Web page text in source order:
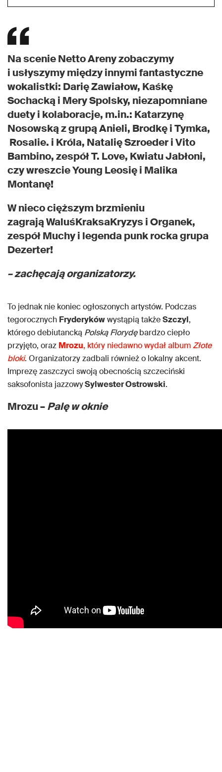
Na scenie Netto Areny zobaczymy
i usłyszymy między innymi fantastyczne
wokalistki: Darię Zawiałow, Kaśkę
Sochacką i Mery Spolsky, niezapomniane
duety i kolaboracje, m.in.: Katarzynę
Nosowską z grupą Anieli, Brodkę i Tymka,
Rosalie. i Króla, Natalię Szroeder i Vito
Bambino, zespół T. Love, Kwiatu Jabłoni,
czy wreszcie Young Leosię i Malika
Montanę!
W nieco cięższym brzmieniu
zagrają WaluśKraksaKryzys i Organek,
zespół Muchy i legenda punk rocka grupa
Dezerter!
– zachęcają organizatorzy.
To jednak nie koniec ogłoszonych artystów. Podczas
tegorocznych Fryderykówwystąpią takżeSzczyl,
którego debiutancką Polską Florydębardzo ciepło
przyjęto, oraz Mrozu, który niedawno wydał albumZłote
bloki. Organizatorzy zadbali również o lokalny akcent.
Imprezę zaszczyci swoją obecnością szczeciński
saksofonista jazzowySylwester Ostrowski.
Mrozu –Palę w oknie